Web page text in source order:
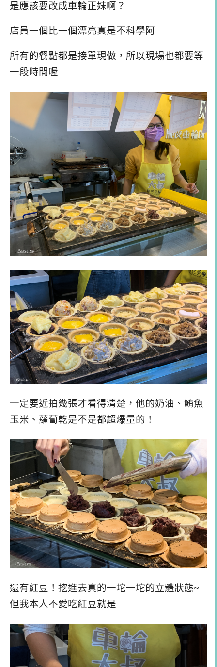
是應該要改成車輪正妹啊？
店員一個比一個漂亮真是不科學阿
所有的餐點都是接單現做，所以現場也都要等
一段時間喔
一定要近拍幾張才看得清楚，他的奶油、鮪魚
玉米、蘿蔔乾是不是都超爆量的！
還有紅豆！挖進去真的一坨一坨的立體狀態~
但我本人不愛吃紅豆就是